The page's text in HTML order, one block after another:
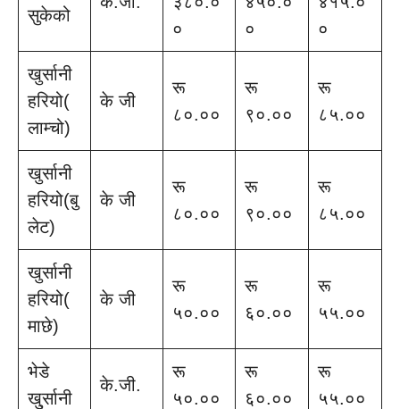
सुकेको
०
०
०
खुर्सानी
हरियो(
लाम्चो)
के जी
रू
८०.००
रू
९०.००
रू
८५.००
खुर्सानी
हरियो(बु
लेट)
के जी
रू
८०.००
रू
९०.००
रू
८५.००
खुर्सानी
हरियो(
माछे)
के जी
रू
५०.००
रू
६०.००
रू
५५.००
भेडे
खु्र्सानी
के.जी.
रू
५०.००
रू
६०.००
रू
५५.००